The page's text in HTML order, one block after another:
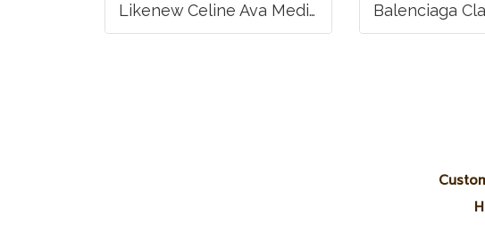
Likenew Celine Ava Medium Triomphe Canvas